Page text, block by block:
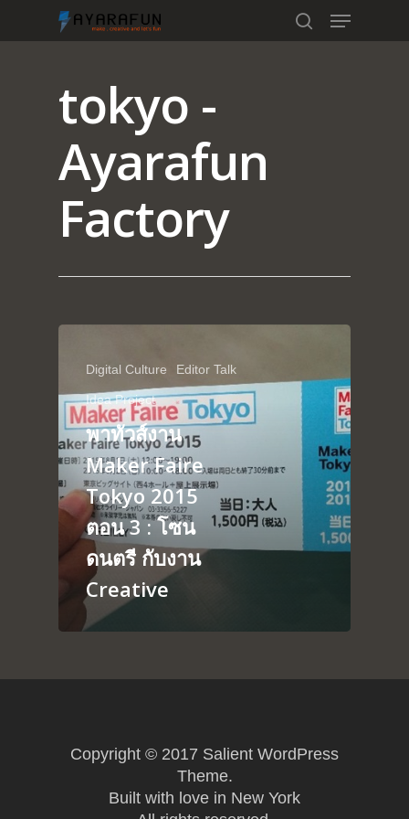
Hit enter to search or ESC to close
tokyo -
Ayarafun
Factory
Digital Culture Editor Talk
Idea Project
พาทัวส์งาน
Maker Faire
Tokyo 2015
ตอน 3 : โซน
ดนตรี กับงาน
Creative
Copyright © 2017 Salient WordPress
Theme.
Built with love in New York
Home
Portfolio
blog
Arduino
Tutorial
Raspberry pi
Interactive Design
Contact
Summit Your